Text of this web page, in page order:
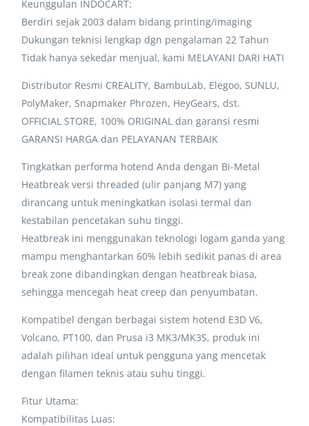
Keunggulan INDOCART:
Berdiri sejak 2003 dalam bidang printing/imaging
Dukungan teknisi lengkap dgn pengalaman 22 Tahun
Tidak hanya sekedar menjual, kami MELAYANI DARI HATI
Distributor Resmi CREALITY, BambuLab, Elegoo, SUNLU,
PolyMaker, Snapmaker Phrozen, HeyGears, dst.
OFFICIAL STORE, 100% ORIGINAL dan garansi resmi
GARANSI HARGA dan PELAYANAN TERBAIK
Tingkatkan performa hotend Anda dengan Bi-Metal
Heatbreak versi threaded (ulir panjang M7) yang
dirancang untuk meningkatkan isolasi termal dan
kestabilan pencetakan suhu tinggi.
Heatbreak ini menggunakan teknologi logam ganda yang
mampu menghantarkan 60% lebih sedikit panas di area
break zone dibandingkan dengan heatbreak biasa,
sehingga mencegah heat creep dan penyumbatan.
Kompatibel dengan berbagai sistem hotend E3D V6,
Volcano, PT100, dan Prusa i3 MK3/MK3S, produk ini
adalah pilihan ideal untuk pengguna yang mencetak
dengan filamen teknis atau suhu tinggi.
Fitur Utama:
Kompatibilitas Luas: